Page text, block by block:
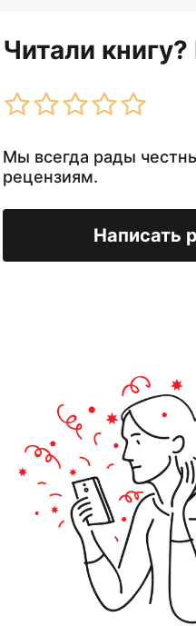
Читали
Мы всегда рады
рецензиям.
Написать